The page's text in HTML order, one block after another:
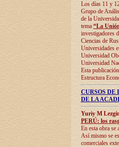
Los días 11 y
Grupo de
de la
tema “La
investigadores
Ciencias de
Universidades
Universidad
Universidad
Esta
Estructura
CURSOS
DE LA
Yuriy M
PERÚ: los
En esta obra se
Así mismo se
comerciales